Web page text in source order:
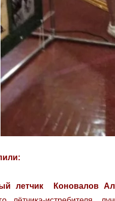
летчик Коновалов